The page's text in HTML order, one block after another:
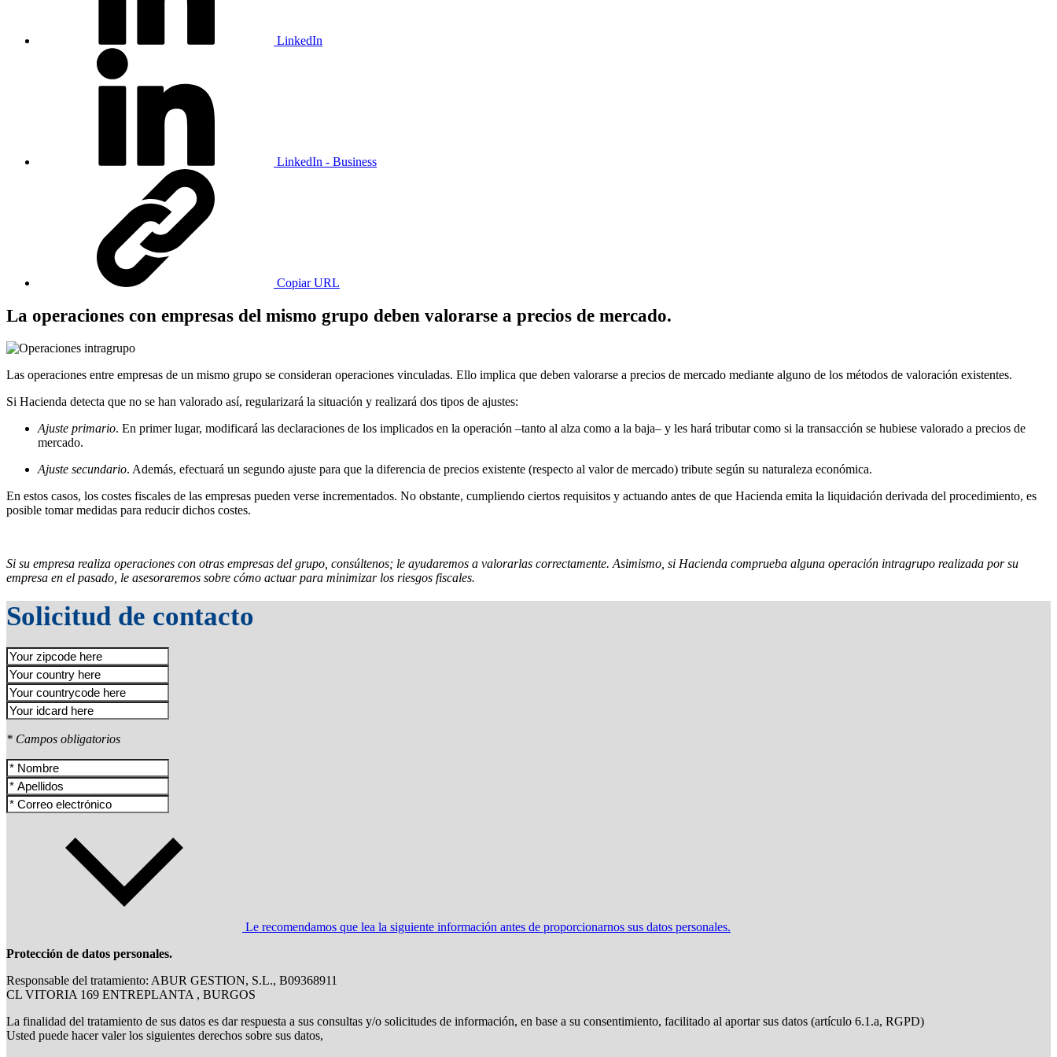
LinkedIn
LinkedIn - Business
Copiar URL
La operaciones con empresas del mismo grupo deben valorarse a precios de mercado.
Las operaciones entre empresas de un mismo grupo se consideran operaciones vinculadas. Ello implica que deben valorarse a precios de mercado mediante alguno de los métodos de valoración existentes.
Si Hacienda detecta que no se han valorado así, regularizará la situación y realizará dos tipos de ajustes:
Ajuste primario. En primer lugar, modificará las declaraciones de los implicados en la operación –tanto al alza como a la baja– y les hará tributar como si la transacción se hubiese valorado a precios de
mercado.
Ajuste secundario. Además, efectuará un segundo ajuste para que la diferencia de precios existente (respecto al valor de mercado) tribute según su naturaleza económica.
En estos casos, los costes fiscales de las empresas pueden verse incrementados. No obstante, cumpliendo ciertos requisitos y actuando antes de que Hacienda emita la liquidación derivada del procedimiento, es
posible tomar medidas para reducir dichos costes.
Si su empresa realiza operaciones con otras empresas del grupo, consúltenos; le ayudaremos a valorarlas correctamente. Asimismo, si Hacienda comprueba alguna operación intragrupo realizada por su
empresa en el pasado, le asesoraremos sobre cómo actuar para minimizar los riesgos fiscales.
Solicitud de contacto
* Campos obligatorios
Le recomendamos que lea la siguiente información antes de proporcionarnos sus datos personales.
Protección de datos personales.
Responsable del tratamiento: ABUR GESTION, S.L., B09368911
CL VITORIA 169 ENTREPLANTA , BURGOS
La finalidad del tratamiento de sus datos es dar respuesta a sus consultas y/o solicitudes de información, en base a su consentimiento, facilitado al aportar sus datos (artículo 6.1.a, RGPD)
Usted puede hacer valer los siguientes derechos sobre sus datos,